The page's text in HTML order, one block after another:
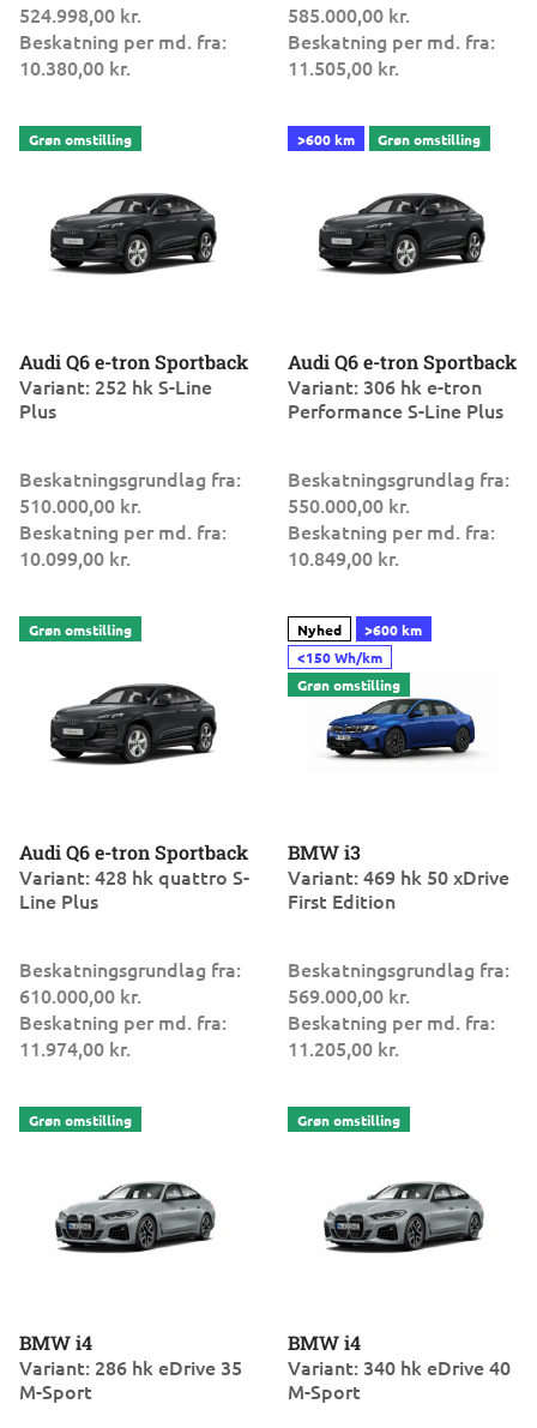
524.998,00 kr.
Beskatning per md. fra:
10.380,00 kr.
585.000,00 kr.
Beskatning per md. fra:
11.505,00 kr.
Audi Q6 e-tron Sportback
Variant: 252 hk S-Line
Plus
Beskatningsgrundlag fra:
510.000,00 kr.
Beskatning per md. fra:
10.099,00 kr.
Audi Q6 e-tron Sportback
Variant: 306 hk e-tron
Performance S-Line Plus
Beskatningsgrundlag fra:
550.000,00 kr.
Beskatning per md. fra:
10.849,00 kr.
Audi Q6 e-tron Sportback
Variant: 428 hk quattro S-
Line Plus
Beskatningsgrundlag fra:
610.000,00 kr.
Beskatning per md. fra:
11.974,00 kr.
BMW i3
Variant: 469 hk 50 xDrive
First Edition
Beskatningsgrundlag fra:
569.000,00 kr.
Beskatning per md. fra:
11.205,00 kr.
BMW i4
Variant: 286 hk eDrive 35
M-Sport
BMW i4
Variant: 340 hk eDrive 40
M-Sport